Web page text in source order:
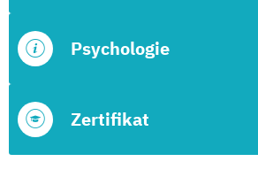
Zertifikat
Psychologie